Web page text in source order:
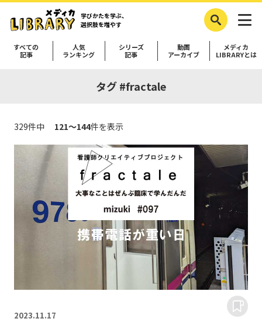
学びかたを学ぶ、
選択肢を増やす
すべての
記事
人気
ランキング
シリーズ
記事
動画
アーカイブ
メディカ
LIBRARYとは
タグ #fractale
329件中 121～144件を表示
2023.11.17